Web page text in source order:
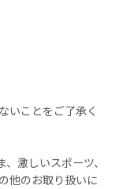
いことをご了承く
激しいスポーツ、
他のお取り扱いに